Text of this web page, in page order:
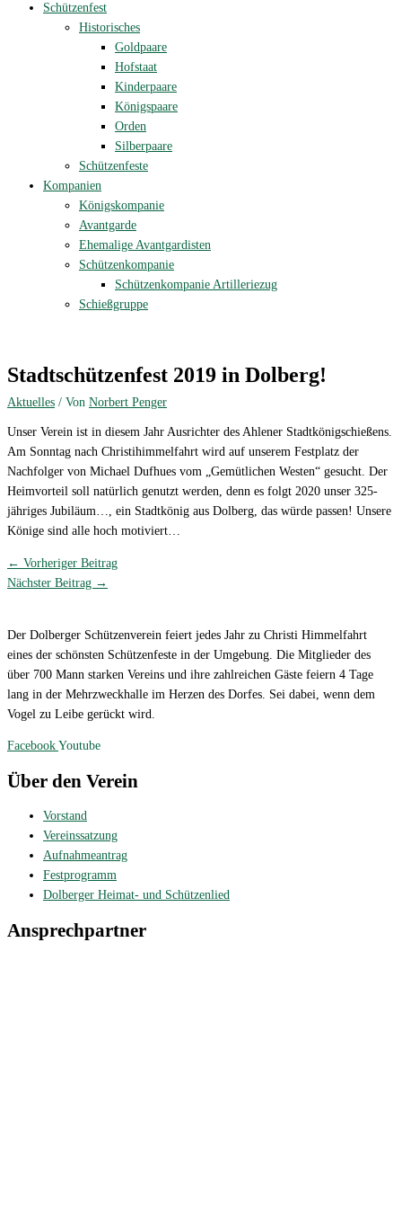
Schützenfest
Historisches
Goldpaare
Hofstaat
Kinderpaare
Königspaare
Orden
Silberpaare
Schützenfeste
Kompanien
Königskompanie
Avantgarde
Ehemalige Avantgardisten
Schützenkompanie
Schützenkompanie Artilleriezug
Schießgruppe
Stadtschützenfest 2019 in Dolberg!
Aktuelles / Von Norbert Penger
Unser Verein ist in diesem Jahr Ausrichter des Ahlener Stadtkönigschießens.
Am Sonntag nach Christihimmelfahrt wird auf unserem Festplatz der
Nachfolger von Michael Dufhues vom „Gemütlichen Westen“ gesucht. Der
Heimvorteil soll natürlich genutzt werden, denn es folgt 2020 unser 325-
jähriges Jubiläum…, ein Stadtkönig aus Dolberg, das würde passen! Unsere
Könige sind alle hoch motiviert…
← Vorheriger Beitrag
Nächster Beitrag →
Der Dolberger Schützenverein feiert jedes Jahr zu Christi Himmelfahrt
eines der schönsten Schützenfeste in der Umgebung. Die Mitglieder des
über 700 Mann starken Vereins und ihre zahlreichen Gäste feiern 4 Tage
lang in der Mehrzweckhalle im Herzen des Dorfes. Sei dabei, wenn dem
Vogel zu Leibe gerückt wird.
Facebook Youtube
Über den Verein
Vorstand
Vereinssatzung
Aufnahmeantrag
Festprogramm
Dolberger Heimat- und Schützenlied
Ansprechpartner